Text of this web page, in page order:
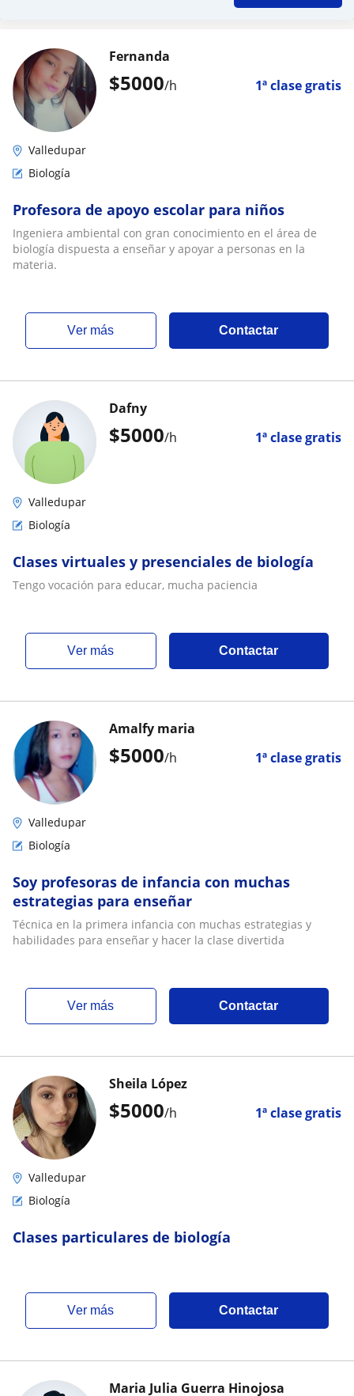
$5000/h 1ª clase gratis
Fernanda
Valledupar
Biología
Profesora de apoyo escolar para niños
Ingeniera ambiental con gran conocimiento en el área de
biología dispuesta a enseñar y apoyar a personas en la
materia.
ver más Contactar
$5000/h 1ª clase gratis
Dafny
Valledupar
Biología
Clases virtuales y presenciales de biología
Tengo vocación para educar, mucha paciencia
ver más Contactar
$5000/h 1ª clase gratis
Amalfy maria
Valledupar
Biología
Soy profesoras de infancia con muchas
estrategias para enseñar
Técnica en la primera infancia con muchas estrategias y
habilidades para enseñar y hacer la clase divertida
ver más Contactar
$5000/h 1ª clase gratis
Sheila López
Valledupar
Biología
Clases particulares de biología
ver más Contactar
Maria Julia Guerra Hinojosa